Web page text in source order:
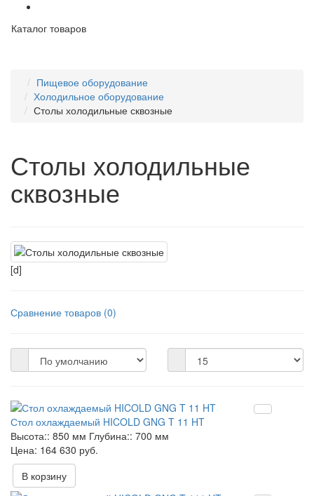
Каталог товаров
Пищевое оборудование
Холодильное оборудование
Столы холодильные сквозные
Столы холодильные
сквозные
[d]
Сравнение товаров (0)
Стол охлаждаемый HICOLD GNG T 11 HT
Высота:: 850 мм Глубина:: 700 мм
164 630 руб.
В корзину